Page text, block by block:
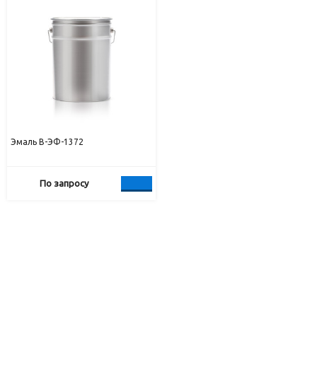
Эмаль В-ЭФ-1372
По запросу